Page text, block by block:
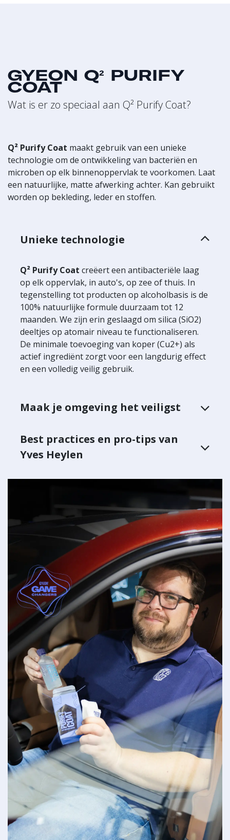
GYEON Q² PURIFY
COAT
Wat is er zo speciaal aan Q² Purify Coat?
Q² Purify Coat maakt gebruik van een unieke
technologie om de ontwikkeling van bacteriën en
microben op elk binnenoppervlak te voorkomen. Laat
een natuurlijke, matte afwerking achter. Kan gebruikt
worden op bekleding, leder en stoffen.
Unieke technologie
Q² Purify Coat creëert een antibacteriële laag
op elk oppervlak, in auto's, op zee of thuis. In
tegenstelling tot producten op alcoholbasis is de
100% natuurlijke formule duurzaam tot 12
maanden. We zijn erin geslaagd om silica (SiO2)
deeltjes op atomair niveau te functionaliseren.
De minimale toevoeging van koper (Cu2+) als
actief ingrediënt zorgt voor een langdurig effect
en een volledig veilig gebruik.
Maak je omgeving het veiligst
Best practices en pro-tips van
Yves Heylen